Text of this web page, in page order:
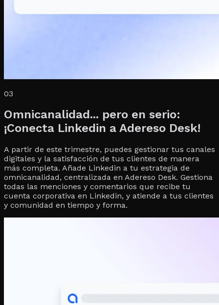
03
Omnicanalidad... pero en serio:
¡Conecta Linkedin a Adereso Desk!
A partir de este trimestre, puedes gestionar tus canales
digitales y la satisfacción de tus clientes de manera
más completa. Añade Linkedin a tu estrategia de
omnicanalidad, centralizada en Adereso Desk. Gestiona
todas las menciones y comentarios que recibe tu
cuenta corporativa en Linkedin, y atiende a tus clientes
y comunidad en tiempo y forma.